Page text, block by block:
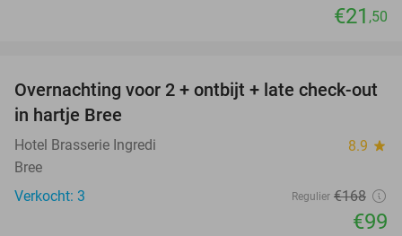
€21 ,50
41%
TODAY
Overnachting voor 2 + ontbijt + late check-out
in hartje Bree
Hotel Brasserie Ingredi 8.9 star
Bree
Verkocht: 3
Regulier €168
€99